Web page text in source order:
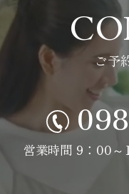
ご予
営業時間 9：00